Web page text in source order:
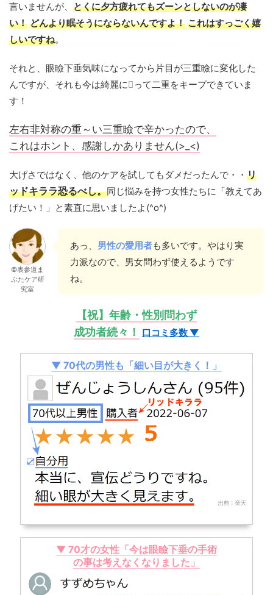
言いませんが、 とくに夕方疲れてもズーンとしないのが凄
い！ どんより眠そうにならないんですよ！ これはすっごく嬉
しいですね。
それと、眼瞼下垂気味になってから片目が三重瞼に変化した
んですが、それも今は綺麗に
って二重をキープできていま
す！
左右非対称の重～い三重瞼で辛かったので、
これはホント、感謝しかありません(>_<)
大げさではなく、他のケアを試してもダメだったんで・・ リ
ッドキララ恐るべし。同じ悩みを持つ女性たちに「教えてあ
げたい！」と素直に思いましたよ(^o^)
©表参道ま
ぶたケア研
究室
あっ、 男性の愛用者も多いです。やはり実
力派なので、男女問わず使えるようです
ね。
【祝】年齢・性別問わず
成功者続々！
口コミ多数 ▼
▼ 70代の男性も「細い目が大きく！」
▼ 70才の女性「今は眼瞼下垂の手術
の事は考えなくなりました」